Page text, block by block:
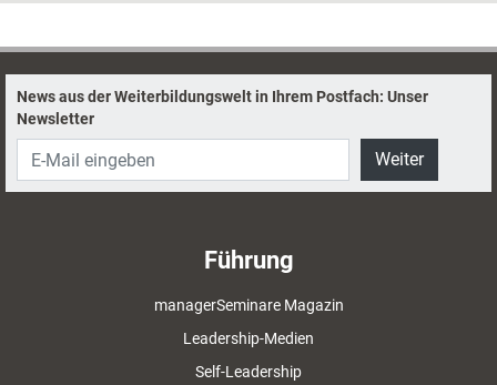
News aus der Weiterbildungswelt in Ihrem Postfach: Unser
Newsletter
Weiter
Führung
managerSeminare Magazin
Leadership-Medien
Self-Leadership